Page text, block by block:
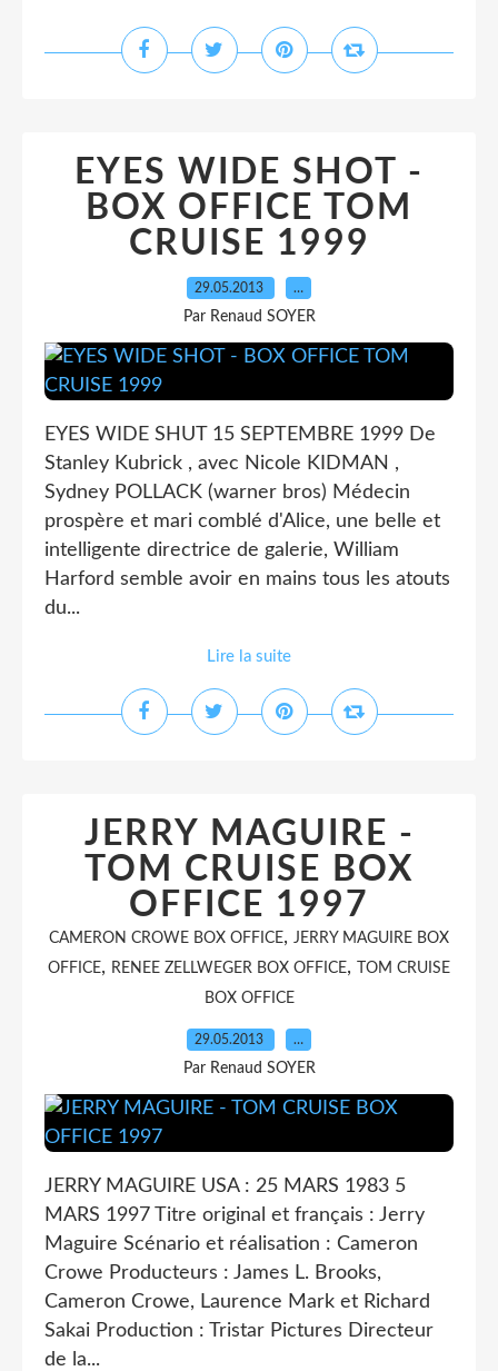
EYES WIDE SHOT -
BOX OFFICE TOM
CRUISE 1999
29.05.2013 …
Par Renaud SOYER
EYES WIDE SHUT 15 SEPTEMBRE 1999 De
Stanley Kubrick , avec Nicole KIDMAN ,
Sydney POLLACK (warner bros) Médecin
prospère et mari comblé d'Alice, une belle et
intelligente directrice de galerie, William
Harford semble avoir en mains tous les atouts
du...
Lire la suite
JERRY MAGUIRE -
TOM CRUISE BOX
OFFICE 1997
CAMERON CROWE BOX OFFICE, JERRY MAGUIRE BOX
OFFICE, RENEE ZELLWEGER BOX OFFICE,
TOM CRUISE
BOX OFFICE
29.05.2013 …
Par Renaud SOYER
JERRY MAGUIRE USA : 25 MARS 1983 5
MARS 1997 Titre original et français : Jerry
Maguire Scénario et réalisation : Cameron
Crowe Producteurs : James L. Brooks,
Cameron Crowe, Laurence Mark et Richard
Sakai Production : Tristar Pictures Directeur
de la...